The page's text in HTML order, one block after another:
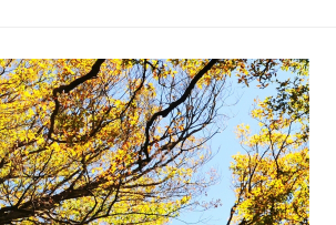
遺跡
【台中】雪山西稜逆行＋無緣的大安溪
神木